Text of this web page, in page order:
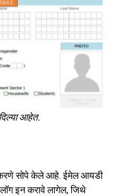
दिल्या आहेत.
सोपे केले आहे. ईमेल आयडी
इन करावे लागेल, जिथे